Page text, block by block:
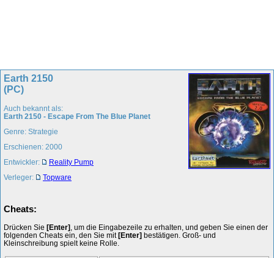
Earth 2150
(PC)
Auch bekannt als:
Earth 2150 - Escape From The Blue Planet
Genre: Strategie
Erschienen: 2000
Entwickler:
Reality Pump
Verleger:
Topware
Cheats:
Drücken Sie [Enter] , um die Eingabezeile zu erhalten, und geben Sie einen der
folgenden Cheats ein, den Sie mit[Enter] bestätigen. Groß- und
Kleinschreibung spielt keine Rolle.